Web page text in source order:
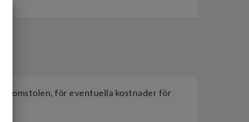
domstolen, för eventuella kostnader för